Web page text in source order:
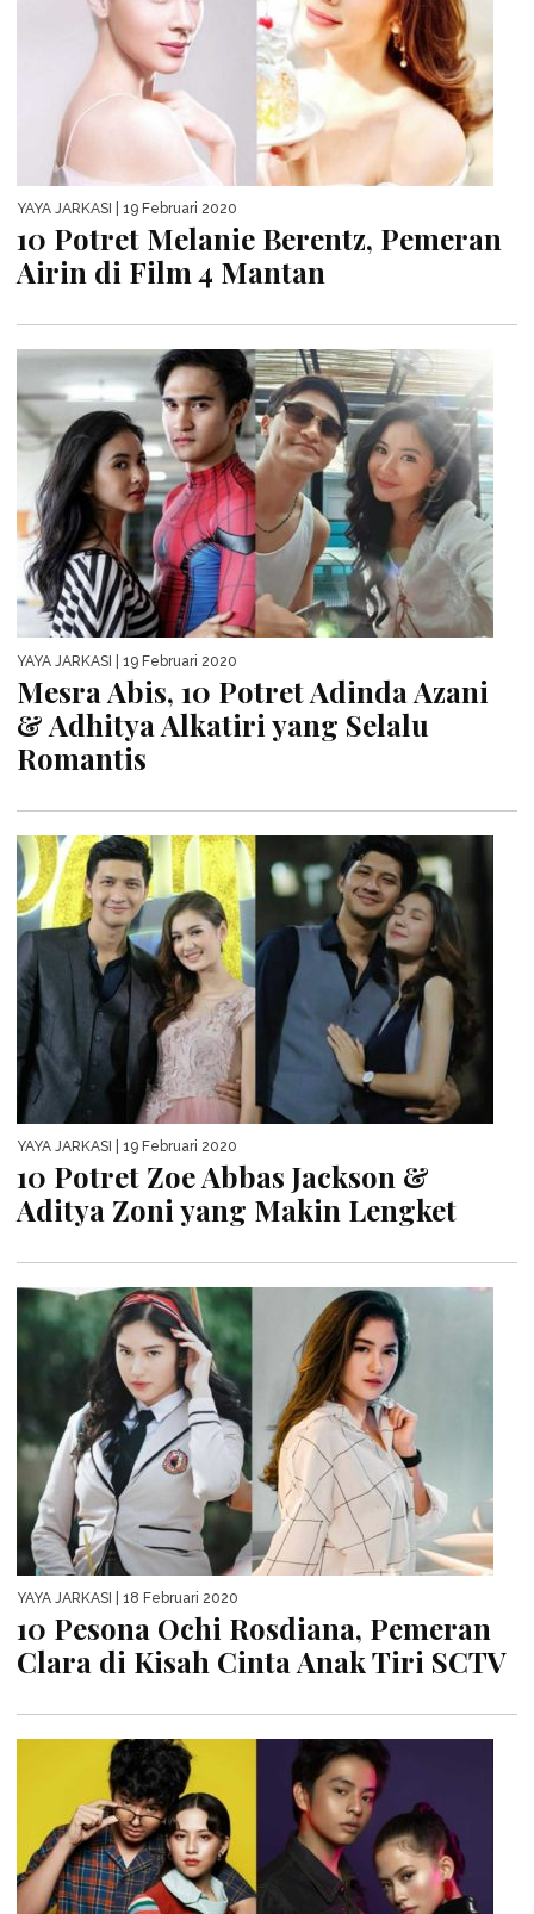
YAYA JARKASI | 19 Februari 2020
10 Potret Melanie Berentz, Pemeran
Airin di Film 4 Mantan
YAYA JARKASI | 19 Februari 2020
Mesra Abis, 10 Potret Adinda Azani
& Adhitya Alkatiri yang Selalu
Romantis
YAYA JARKASI | 19 Februari 2020
10 Potret Zoe Abbas Jackson &
Aditya Zoni yang Makin Lengket
YAYA JARKASI | 18 Februari 2020
10 Pesona Ochi Rosdiana, Pemeran
Clara di Kisah Cinta Anak Tiri SCTV